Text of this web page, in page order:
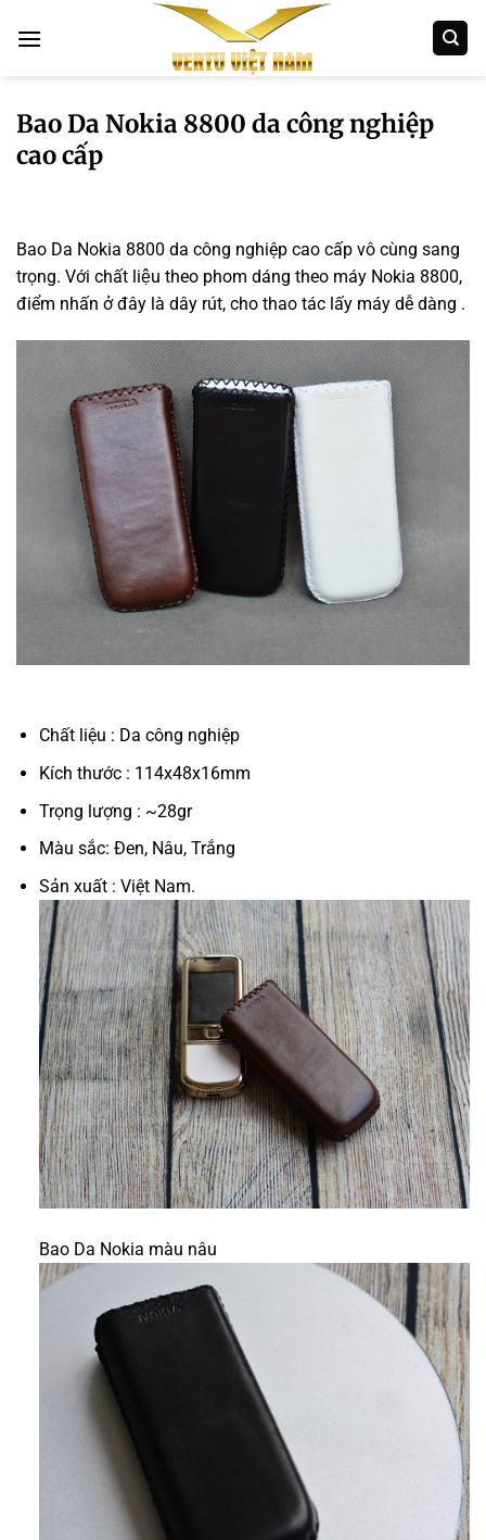
qua
Bao Da Nokia 8800 da công nghiệp
cao cấp
Bao Da Nokia 8800 da công nghiệp cao cấp vô cùng sang
trọng. Với chất liệu theo phom dáng theo máy Nokia 8800,
điểm nhấn ở đây là dây rút, cho thao tác lấy máy dễ dàng .
Chất liệu : Da công nghiệp
Kích thước : 114x48x16mm
Trọng lượng : ~28gr
Màu sắc: Đen, Nâu, Trắng
Sản xuất : Việt Nam.
Bao Da Nokia màu nâu